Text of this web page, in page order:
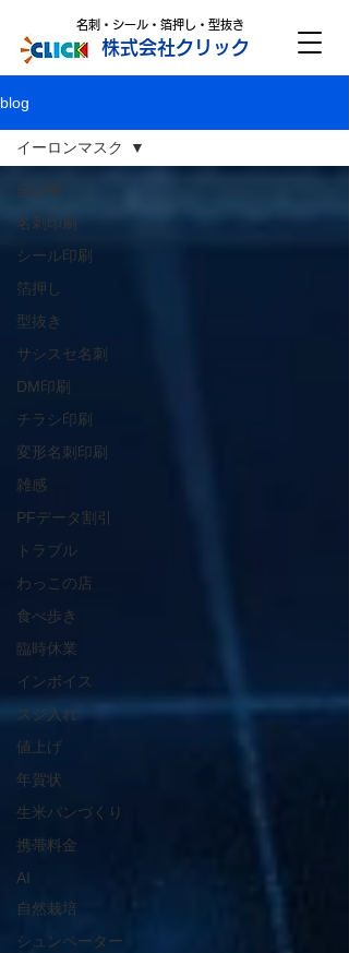
株式会社クリック
名刺・シール・箔押し・型抜き
blog
全記事
名刺印刷
シール印刷
箔押し
型抜き
サシスセ名刺
DM印刷
チラシ印刷
変形名刺印刷
雑感
PFデータ割引
トラブル
わっこの店
食べ歩き
臨時休業
インボイス
スジ入れ
値上げ
年賀状
生米パンづくり
携帯料金
AI
自然栽培
シュンペーター
イーロンマスク